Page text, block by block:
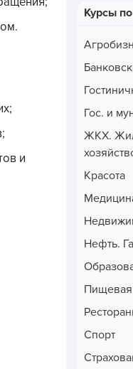
и
Курсы
Гос. и
ЖКХ.
Красота
Нефть.
Спорт